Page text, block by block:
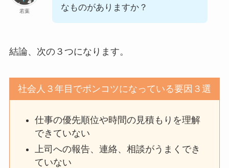
若葉
なものがありますか？
結論、次の３つになります。
社会人３年目でポンコツになっている要因３選
仕事の優先順位や時間の見積もりを理解
できていない
上司への報告、連絡、相談がうまくでき
ていない